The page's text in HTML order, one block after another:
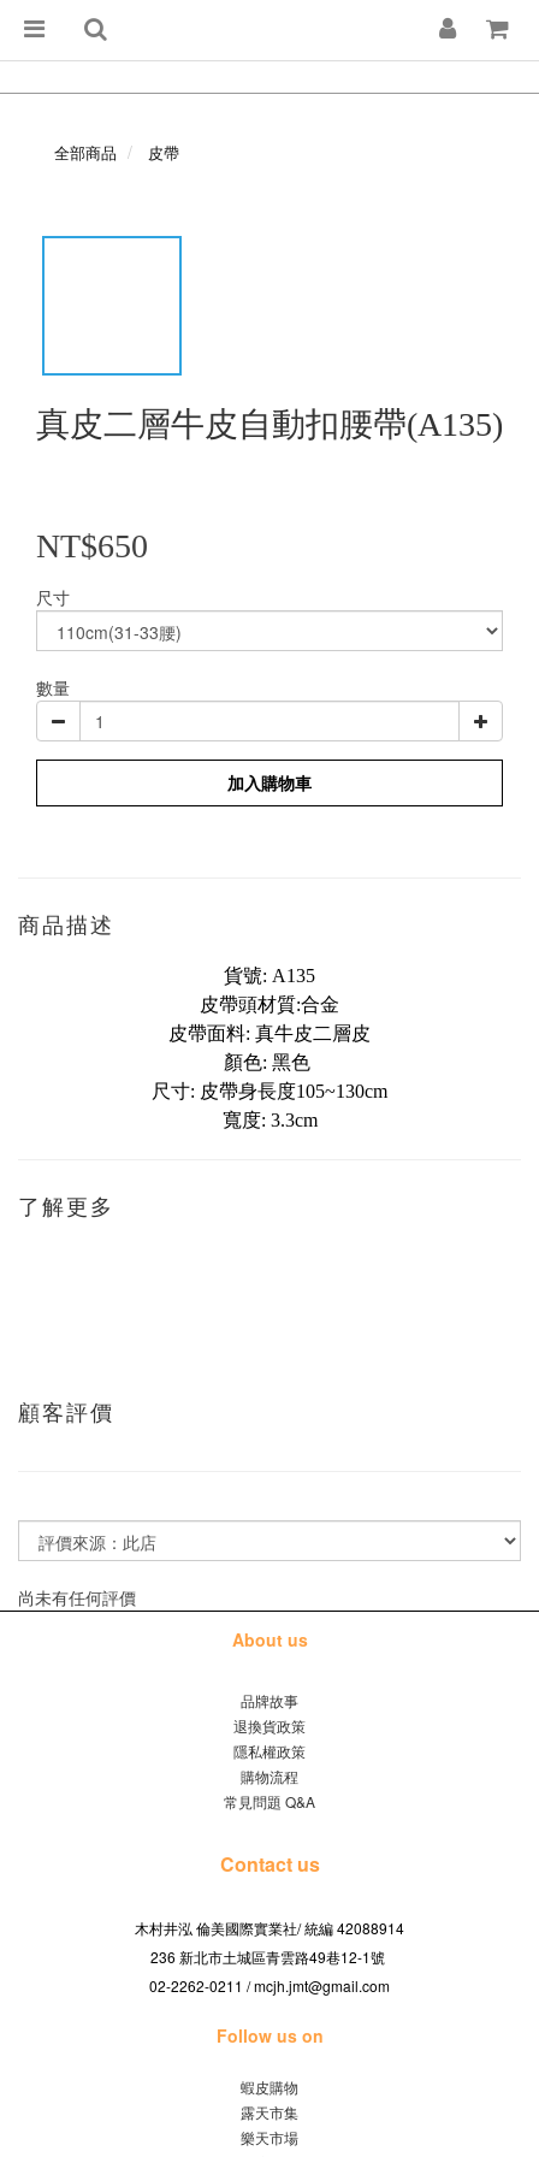
全部商品 皮帶
真皮二層牛皮自動扣腰帶(A135)
NT$650
尺寸
數量
加入購物車
商品描述
貨號: A135
皮帶頭材質:合金
皮帶面料: 真牛皮二層皮
顏色: 黑色
尺寸: 皮帶身長度105~130cm
寬度: 3.3cm
了解更多
顧客評價
尚未有任何評價
About us
品牌故事
退換貨政策
隱私權政策
購物流程
常見問題 Q&A
Contact us
木村井泓 倫美國際實業社/統編 42088914
236 新北市土城區青雲路49巷12-1號
02-2262-0211 / mcjh.jmt@gmail.com
Follow us on
蝦皮購物
露天市集
樂天市場